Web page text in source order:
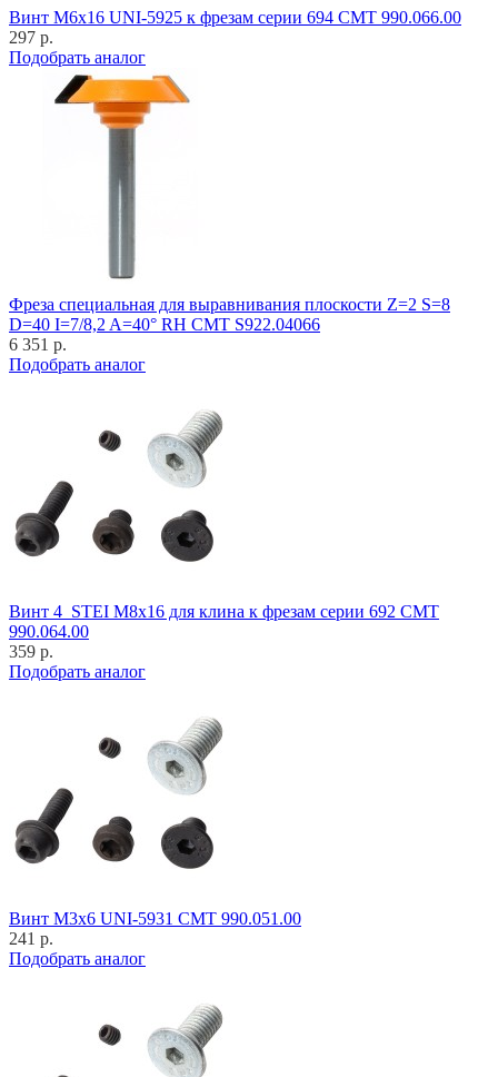
Винт M6x16 UNI-5925 к фрезам серии 694 CMT 990.066.00
297 р.
Подобрать аналог
Фреза специальная для выравнивания плоскости Z=2 S=8
D=40 I=7/8,2 A=40° RH CMT S922.04066
6 351 р.
Подобрать аналог
Винт 4_STEI M8x16 для клина к фрезам серии 692 CMT
990.064.00
359 р.
Подобрать аналог
Винт M3x6 UNI-5931 CMT 990.051.00
241 р.
Подобрать аналог